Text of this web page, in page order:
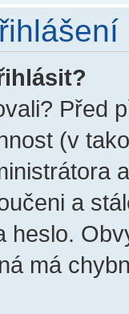
Před
(v
a
heslo.
má